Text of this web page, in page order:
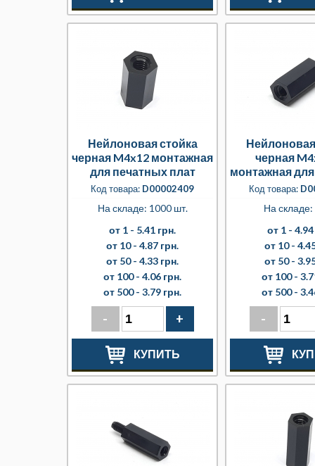
Нейлоновая стойка
черная M4x12 монтажная
для печатных плат
Код товара: D00002409
На складе: 1000 шт.
от 1 - 5.41 грн.
от 10 - 4.87 грн.
от 50 - 4.33 грн.
от 100 - 4.06 грн.
от 500 - 3.79 грн.
- +
КУПИТЬ
черная
монтажная
плат
Код товара:
На
от 1 -
от 10 -
от 50 -
от 100 -
от 500 -
-